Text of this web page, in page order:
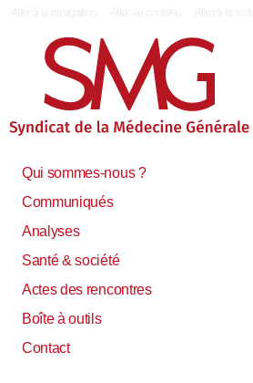
Qui sommes-nous ?
Communiqués
Analyses
Santé & société
Actes des rencontres
Boîte à outils
Contact